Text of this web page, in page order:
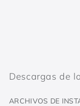
Descargas de
ARCHIVOS DE